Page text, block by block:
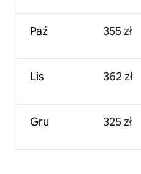
Paź
Lis
Gru
355 zł
362 zł
325 zł